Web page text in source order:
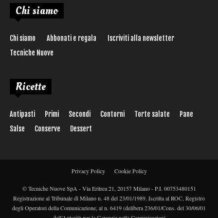
Chi siamo
Chi siamo Abbonati e regala
Iscriviti alla newsletter
Tecniche Nuove
Ricette
Antipasti Primi Secondi Contorni Torte salate
Pane
Salse
Conserve Dessert
Privacy Policy Cookie Policy
© Tecniche Nuove SpA - Via Eritrea 21, 20157 Milano - P.I. 00753480151
Registrazione al Tribunale di Milano n. 48 del 23/01/1989. Iscritta al ROC, Registro
degli Operatori della Comunicazione, al n. 6419 (delibera 236/01/Cons. del 30/06/01